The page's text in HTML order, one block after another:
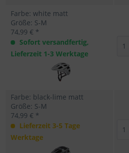
Farbe: white matt
Größe: S-M
74,99 € *
Sofort versandfertig,
Lieferzeit 1-3 Werktage
Farbe: black-lime matt
Größe: S-M
74,99 € *
Lieferzeit 3-5 Tage
Werktage